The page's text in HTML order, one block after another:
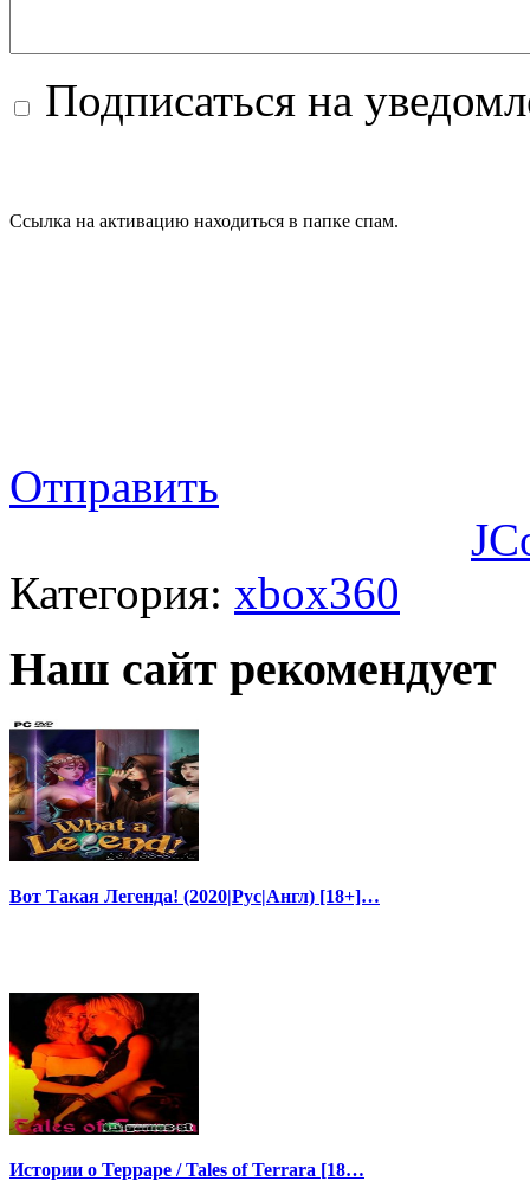
Подписаться на
Ссылка на активацию находиться в папке спам.
Отправить
Категория: xbox360
Наш сайт рекомендует
Вот Такая Легенда! (2020|Рус|Англ) [18+]…
Истории о Терраре / Tales of Terrara [18…